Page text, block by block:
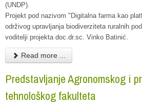
(UNDP).
Projekt pod nazivom "Digitalna farma kao
održivog upravljanja biodiverziteta ruralnih
voditelji projekta doc.dr.sc. Vinko Batinić.
Read more ...
Predstavljanje Agronomskog i
tehnološkog fakulteta